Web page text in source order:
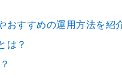
おすすめの運用方法を紹
は？